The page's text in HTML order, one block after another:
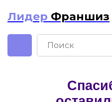
Лидер Франшиз